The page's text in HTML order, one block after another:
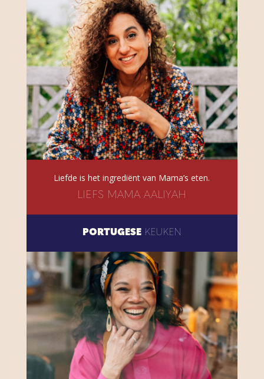
Liefde is het ingrediënt van Mama’s eten.
LIEFS MAMA AALIYAH
PORTUGESEKEUKEN